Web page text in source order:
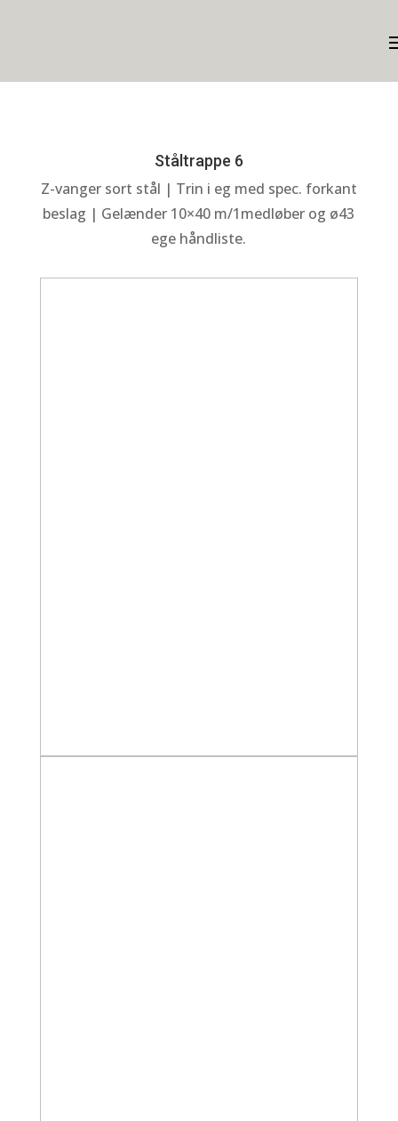
Ståltrappe 6
Z-vanger sort stål | Trin i eg med spec. forkant
beslag | Gelænder 10×40 m/1medløber og ø43
ege håndliste.